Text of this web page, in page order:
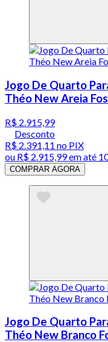
Jogo De Quarto
Théo New Areia
R$ 2.915,99
Desconto
R$ 2.391,11 no PIX
ou R$ 2.915,99em até
COMPRAR AGORA
Jogo De Quarto
Théo New Branco